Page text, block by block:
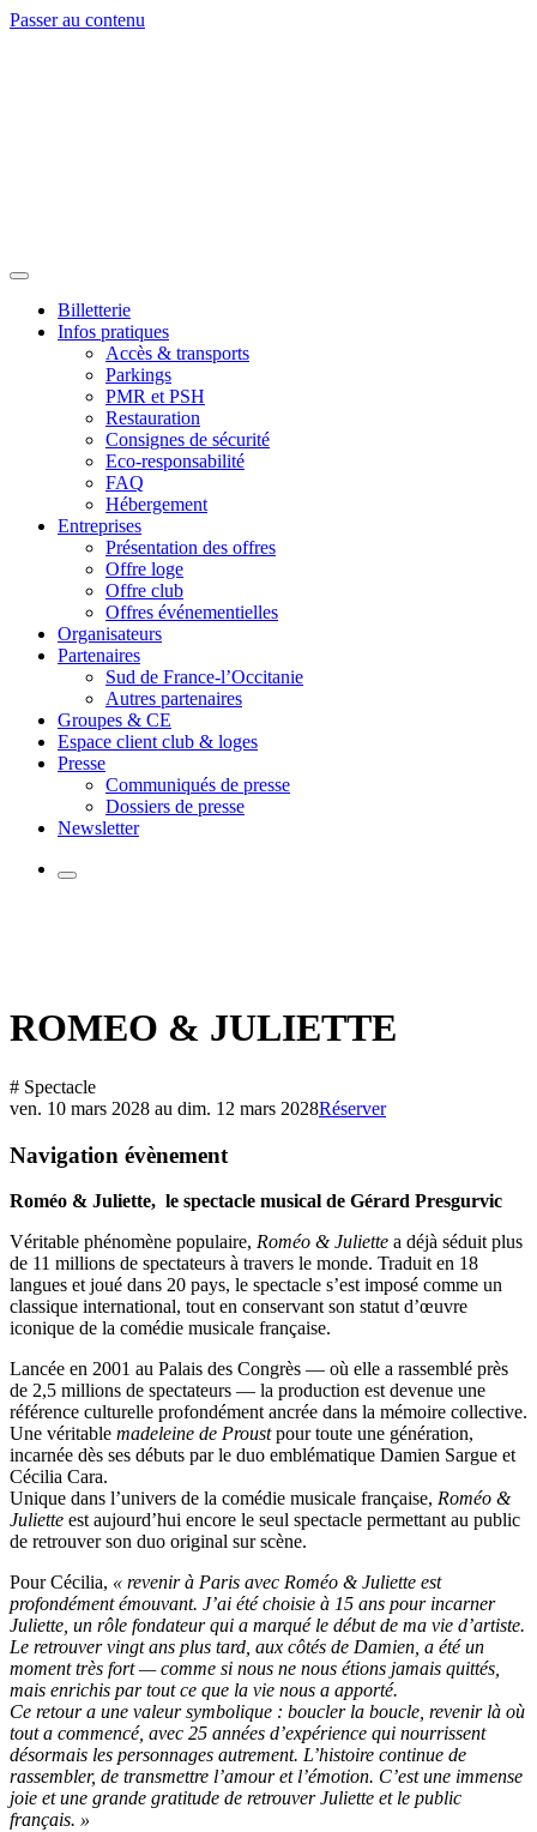
Passer au contenu
Billetterie
Infos pratiques
Accès & transports
Parkings
PMR et PSH
Restauration
Consignes de sécurité
Eco-responsabilité
FAQ
Hébergement
Entreprises
Présentation des offres
Offre loge
Offre club
Offres événementielles
Organisateurs
Partenaires
Sud de France-l’Occitanie
Autres partenaires
Groupes & CE
Espace client club & loges
Presse
Communiqués de presse
Dossiers de presse
Newsletter
ROMEO & JULIETTE
# Spectacle
ven. 10 mars 2028 au dim. 12 mars 2028Réserver
Navigation évènement
Roméo & Juliette, le spectacle musical de Gérard Presgurvic
Véritable phénomène populaire, Roméo & Juliette a déjà séduit plus
de 11 millions de spectateurs à travers le monde. Traduit en 18
langues et joué dans 20 pays, le spectacle s’est imposé comme un
classique international, tout en conservant son statut d’œuvre
iconique de la comédie musicale française.
Lancée en 2001 au Palais des Congrès — où elle a rassemblé près
de 2,5 millions de spectateurs — la production est devenue une
référence culturelle profondément ancrée dans la mémoire collective.
Une véritable madeleine de Proustpour toute une génération,
incarnée dès ses débuts par le duo emblématique Damien Sargue et
Cécilia Cara.
Unique dans l’univers de la comédie musicale française, Roméo &
Juliette est aujourd’hui encore le seul spectacle permettant au public
de retrouver son duo original sur scène.
Pour Cécilia, « revenir à Paris avec Roméo & Juliette est
profondément émouvant. J’ai été choisie à 15 ans pour incarner
Juliette, un rôle fondateur qui a marqué le début de ma vie d’artiste.
Le retrouver vingt ans plus tard, aux côtés de Damien, a été un
moment très fort — comme si nous ne nous étions jamais quittés,
mais enrichis par tout ce que la vie nous a apporté.
Ce retour a une valeur symbolique : boucler la boucle, revenir là où
tout a commencé, avec 25 années d’expérience qui nourrissent
désormais les personnages autrement. L’histoire continue de
rassembler, de transmettre l’amour et l’émotion. C’est une immense
joie et une grande gratitude de retrouver Juliette et le public
français. »